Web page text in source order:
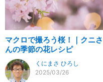
マクロで撮ろう桜！｜クニさ
んの季節の花レシピ
くにまさ ひろし
2025/03/26